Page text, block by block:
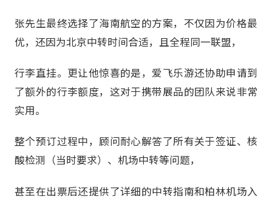
张先生最终选择了海南航空的方案，不仅因为价格最
优，还因为北京中转时间合适，且全程同一联盟，
行李直挂。更让他惊喜的是，爱飞乐游还协助申请到
了额外的行李额度，这对于携带展品的团队来说非常
实用。
整个预订过程中，顾问耐心解答了所有关于签证、核
酸检测（当时要求）、机场中转等问题，
甚至在出票后还提供了详细的中转指南和柏林机场入